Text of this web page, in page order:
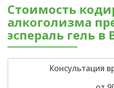
Стоимость
алкоголизма
эспераль гель в
Консультация